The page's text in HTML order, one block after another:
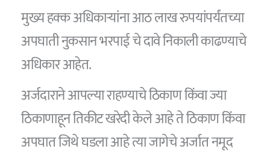
मुख्य हक्क अधिकाऱ्यांना आठ लाख रुपयांपर्यंतच्या
अपघाती नुकसान भरपाई चे दावे निकाली काढण्याचे
अधिकार आहेत.
अर्जदाराने आपल्या राहण्याचे ठिकाण किंवा ज्या
ठिकाणाहून तिकीट खरेदी केले आहे ते ठिकाण किंवा
अपघात जिथे घडला आहे त्या जागेचे अर्जात नमूद